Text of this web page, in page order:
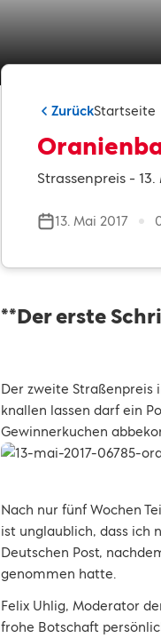
ZurückStartseite
Strassenpreis - 13.
13. Mai 2017
**Der erste
Der zweite Straßenpreis
knallen lassen darf ein
Gewinnerkuchen
Nach nur fünf Wochen
ist unglaublich, dass ich
Deutschen Post,
genommen hatte.
Felix Uhlig, Moderator
frohe Botschaft